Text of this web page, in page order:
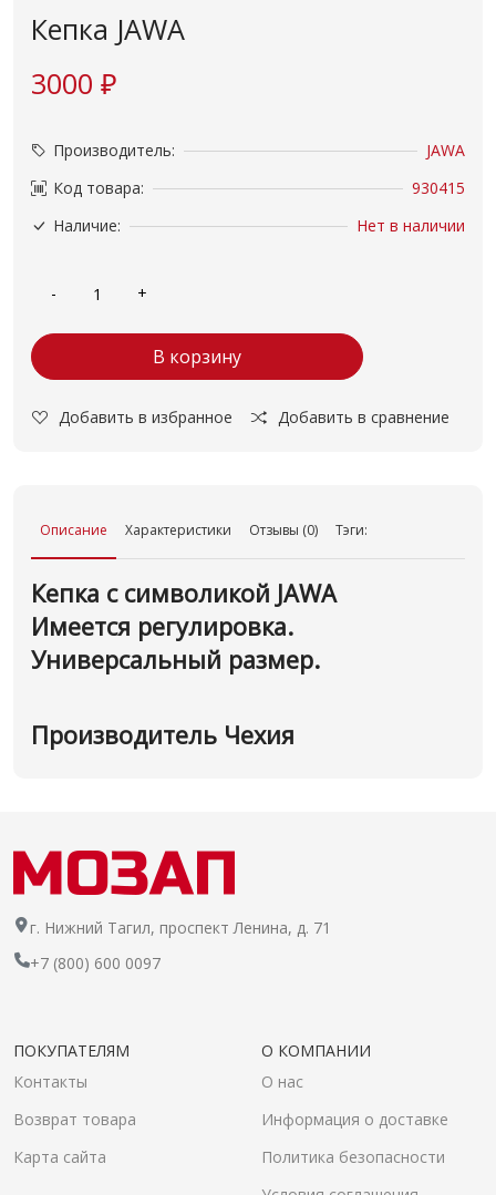
Кепка JAWA
3000 ₽
Производитель:
JAWA
Код товара:
930415
Наличие:
Нет в наличии
В корзину
Добавить в избранное Добавить в сравнение
Описание Характеристики Отзывы (0) Тэги:
Кепка с символикой JAWA
Имеется регулировка.
Универсальный размер.
Производитель Чехия
г. Нижний Тагил, проспект Ленина, д. 71
+7 (800) 600 0097
ПОКУПАТЕЛЯМ
Контакты
Возврат товара
Карта сайта
О КОМПАНИИ
О нас
Информация о доставке
Политика безопасности